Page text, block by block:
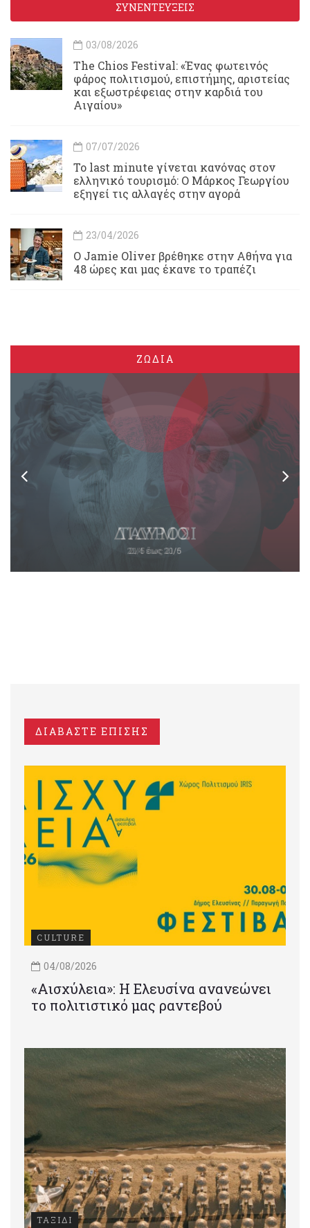
ΣΥΝΕΝΤΕΥΞΕΙΣ
03/08/2026
Τhe Chios Festival: «Ένας φωτεινός
φάρος πολιτισμού, επιστήμης, αριστείας
και εξωστρέφειας στην καρδιά του
Αιγαίου»
07/07/2026
Το last minute γίνεται κανόνας στον
ελληνικό τουρισμό: Ο Μάρκος Γεωργίου
εξηγεί τις αλλαγές στην αγορά
23/04/2026
Ο Jamie Oliver βρέθηκε στην Αθήνα για
48 ώρες και μας έκανε το τραπέζι
ΖΩΔΙΑ
ΔΙΑΒΑΣΤΕ ΕΠΙΣΗΣ
CULTURE
04/08/2026
«Αισχύλεια»: Η Ελευσίνα ανανεώνει
το πολιτιστικό μας ραντεβού
ΤΑΞΙΔΙ